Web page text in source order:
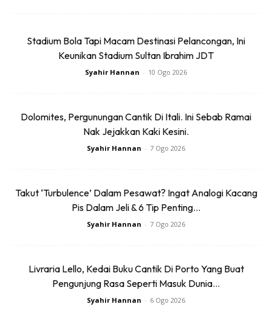
200 hingga 300 orang pelancong tempatan menceroboh
masuk ke taman itu setiap hari dengan memanjat dan
memotong pagar.
bertamadun pelancong China terbabit menyebabkan
operasi taman itu terpaksa ditutup sehingga hujung tahun.
Pihak taman melihat tiada sebab untuk membuka operasi
bertanggungjawab.
Ads
Stadium Bola Tapi Macam Destinasi Pelancongan, Ini
Keunikan Stadium Sultan Ibrahim JDT
Syahir Hannan - 10 Ogo 2026
Dolomites, Pergunungan Cantik Di Itali. Ini Sebab Ramai
Nak Jejakkan Kaki Kesini.
Syahir Hannan - 7 Ogo 2026
Takut ‘Turbulence’ Dalam Pesawat? Ingat Analogi Kacang
Pis Dalam Jeli & 6 Tip Penting...
Syahir Hannan - 7 Ogo 2026
Livraria Lello, Kedai Buku Cantik Di Porto Yang Buat
Pengunjung Rasa Seperti Masuk Dunia...
Syahir Hannan - 6 Ogo 2026